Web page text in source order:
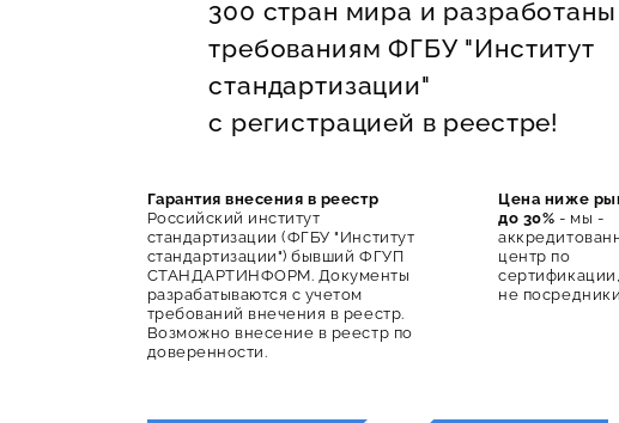
300 стран мира и
требованиям ФГБУ "Институт
стандартизации"
с регистрацией в реестре!
Гарантия внесения в реестр
Российский институт
стандартизации (ФГБУ "Институт
стандартизации") бывший ФГУП
СТАНДАРТИНФОРМ. Документы
разрабатываются с учетом
требований внечения в реестр.
Возможно внесение в реестр по
доверенности.
Цена ниже
до 30% - мы -
центр по
не посредники